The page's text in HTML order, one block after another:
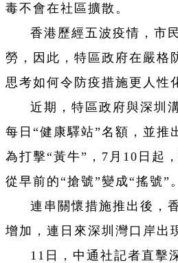
毒不會在社區擴散。
香港歷經五波疫情，市
勞，因此，特區政府在嚴格
思考如何令防疫措施更人性
近期，特區政府與深圳
每日“健康驛站”名額，並推
為打擊“黃牛”，7月10日起
從早前的“搶號”變成“搖號”。
連串關懷措施推出後，
增加，連日來深圳灣口岸出
11日，中通社記者直擊